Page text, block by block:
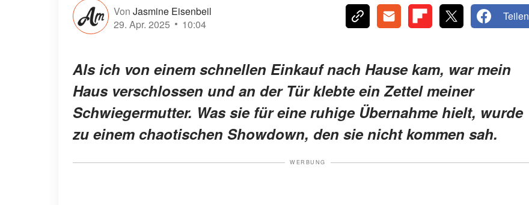
Von Jasmine Eisenbeil
29. Apr. 2025
10:04
Teilen
Als ich von einem schnellen Einkauf nach Hause kam, war mein
Haus verschlossen und an der Tür klebte ein Zettel meiner
Schwiegermutter. Was sie für eine ruhige Übernahme hielt, wurde
zu einem chaotischen Showdown, den sie nicht kommen sah.
WERBUNG